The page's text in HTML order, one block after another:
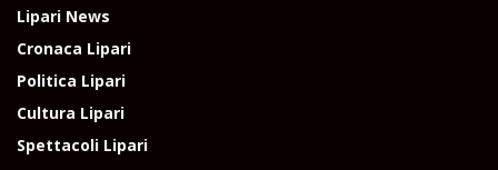
Lipari News
Cronaca Lipari
Politica Lipari
Cultura Lipari
Spettacoli Lipari